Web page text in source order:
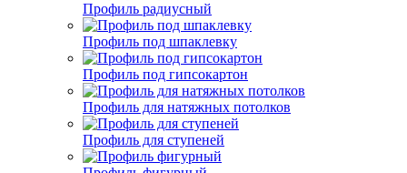
Профиль радиусный
Профиль под шпаклевку
Профиль под гипсокартон
Профиль для натяжных потолков
Профиль для ступеней